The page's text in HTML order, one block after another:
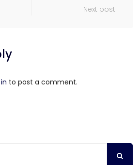
Next post
to post a comment.